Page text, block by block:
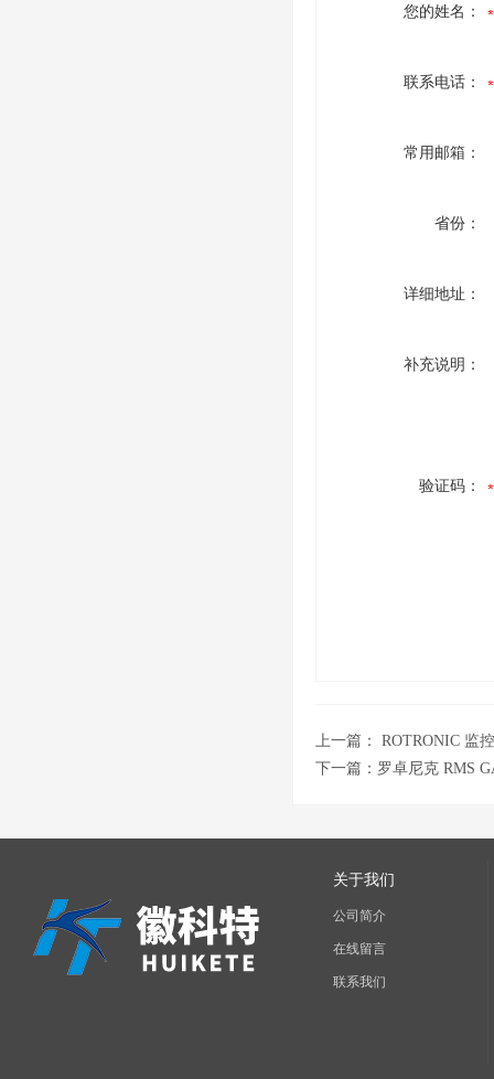
您的姓名：
联系电话：
常用邮箱：
省份：
详细地址：
补充说明：
验证码：
上一篇： ROTRONIC 监
下一篇： 罗卓尼克 RMS
关于我们
公司简介
在线留言
联系我们